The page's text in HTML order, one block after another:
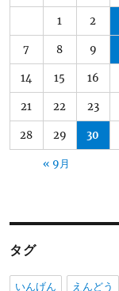
1 2
7 8 9
14 15 16
21 22 23
28 29 30
« 9月
タグ
いんげん えんどう